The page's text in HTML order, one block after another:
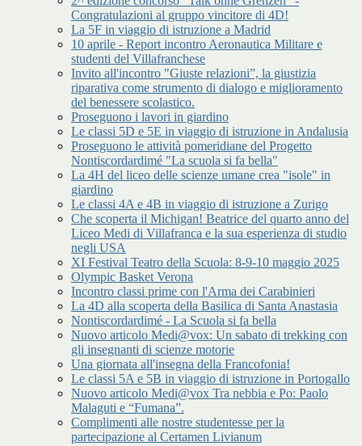
Congratulazioni al gruppo vincitore di 4D!
La 5F in viaggio di istruzione a Madrid
10 aprile - Report incontro Aeronautica Militare e
studenti del Villafranchese
Invito all'incontro "Giuste relazioni”, la giustizia
riparativa come strumento di dialogo e miglioramento
del benessere scolastico.
Proseguono i lavori in giardino
Le classi 5D e 5E in viaggio di istruzione in Andalusia
Proseguono le attività pomeridiane del Progetto
Nontiscordardimé "La scuola si fa bella"
La 4H del liceo delle scienze umane crea "isole" in
giardino
Le classi 4A e 4B in viaggio di istruzione a Zurigo
Che scoperta il Michigan! Beatrice del quarto anno del
Liceo Medi di Villafranca e la sua esperienza di studio
negli USA
XI Festival Teatro della Scuola: 8-9-10 maggio 2025
Olympic Basket Verona
Incontro classi prime con l'Arma dei Carabinieri
La 4D alla scoperta della Basilica di Santa Anastasia
Nontiscordardimé - La Scuola si fa bella
Nuovo articolo Medi@vox: Un sabato di trekking con
gli insegnanti di scienze motorie
Una giornata all'insegna della Francofonia!
Le classi 5A e 5B in viaggio di istruzione in Portogallo
Nuovo articolo Medi@vox Tra nebbia e Po: Paolo
Malaguti e “Fumana”.
Complimenti alle nostre studentesse per la
partecipazione al Certamen Livianum